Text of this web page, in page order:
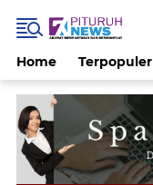
Home Terpopuler